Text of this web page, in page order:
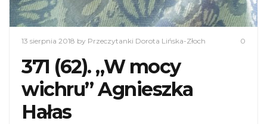
13 sierpnia 2018 by Przeczytanki Dorota Lińska-Złoch 0
371 (62). „W mocy
wichru” Agnieszka
Hałas